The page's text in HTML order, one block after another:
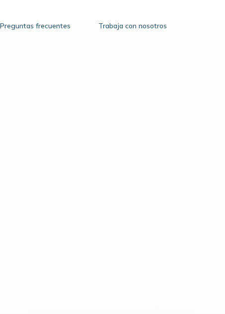
Preguntas frecuentes Trabaja con nosotros